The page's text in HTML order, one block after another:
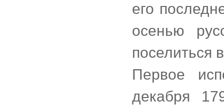
его
осенью
поселиться
Первое
декабря